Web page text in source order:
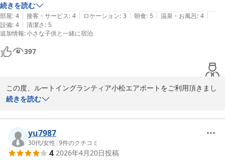
陳
小松天然温泉ルートイングランティア小松エアポート
2026-06-08
で何も食べられないことはないです。
温泉付きだったので、足を伸ばしてゆっくりお風呂に入れたのは良かっ
たです。朝・夕しっかり浸かって疲れがとれました。朝食も種類が多
く、お米が美味しかったので色々食べ過ぎてしまいました。小学生の息
子も普段以上にご飯食べていました。
部屋も清潔感があり、必要なものがコンパクトにまとめられていて窮屈
続きを読む
部屋: 4 | 接客・サービス: 4 | ロケーション: 3 | 朝食: 5 | 温泉・お風呂: 4 |
設備: 4 | 清潔さ: 5
追加情報:小さな子供と一緒に宿泊
397
この度、ルートイングランティア小松エアポートをご利用頂きまし
て、誠にありがとうございます。
ホテルの近隣に飲食店が少なく、お探しするのに大変ご不便をおか
けしてしまい、申し訳ございません。
フロントで小松駅周辺の飲食店をご案内も致しますので、ぜひお声
かけ下さい。
続きを読む
yu7987
30代/女性 |9件のクチコミ
4 2026年4月20日投稿